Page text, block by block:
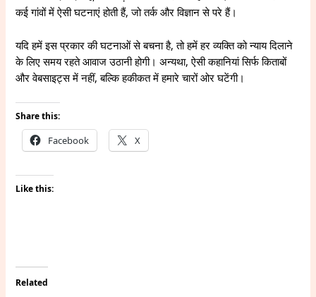
कई गांवों में ऐसी घटनाएं होती हैं, जो तर्क और विज्ञान से परे हैं।
यदि हमें इस प्रकार की घटनाओं से बचना है, तो हमें हर व्यक्ति को न्याय दिलाने
के लिए समय रहते आवाज उठानी होगी। अन्यथा, ऐसी कहानियां सिर्फ किताबों
और वेबसाइट्स में नहीं, बल्कि हकीकत में हमारे चारों ओर घटेंगी।
Share this:
Facebook X
Like this:
Related